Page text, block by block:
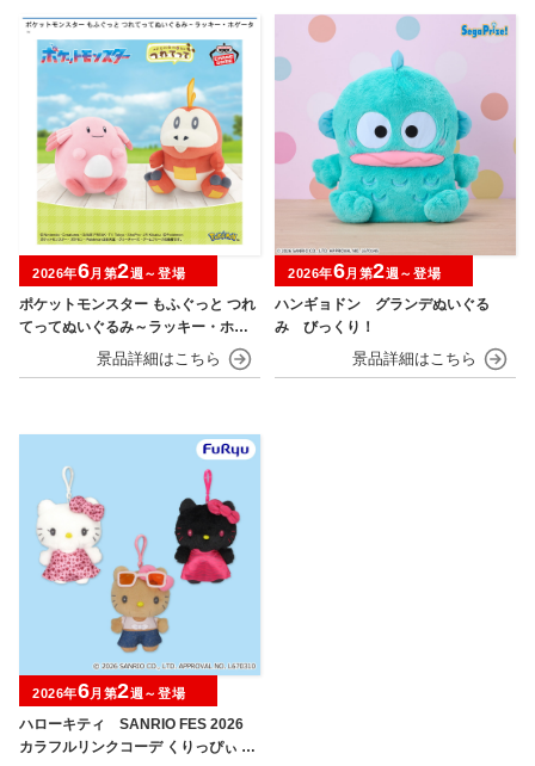
ポケットモンスター もふぐっと つれ
てってぬいぐるみ～ラッキー・ホゲ
2026年6月第2週～登場
ハンギョドン グランデぬいぐる
み びっくり！
2026年6月第2週～登場
ハローキティ SANRIO FES 2026
カラフルリンクコーデ くりっぴぃ ぬ
2026年6月第2週～登場